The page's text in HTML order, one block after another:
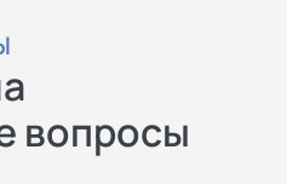
вопросы